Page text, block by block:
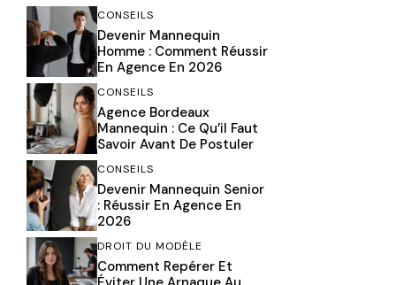
CONSEILS
Devenir Mannequin
Homme : Comment Réussir
En Agence En 2026
CONSEILS
Agence Bordeaux
Mannequin : Ce Qu’il Faut
Savoir Avant De Postuler
CONSEILS
Devenir Mannequin Senior
: Réussir En Agence En
2026
DROIT DU MODÈLE
Comment Repérer Et